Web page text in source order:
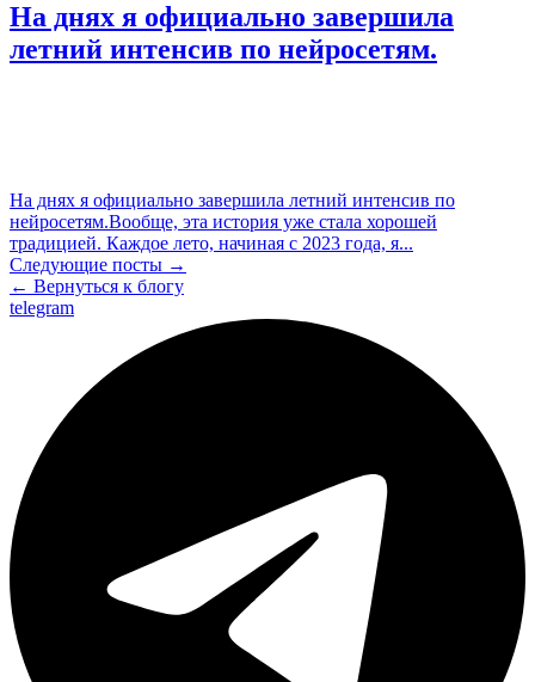
На днях я официально завершила
летний интенсив по нейросетям.
На днях я официально завершила летний интенсив по
нейросетям.Вообще, эта история уже стала хорошей
традицией. Каждое лето, начиная с 2023 года, я...
Следующие посты →
← Вернуться к блогу
telegram